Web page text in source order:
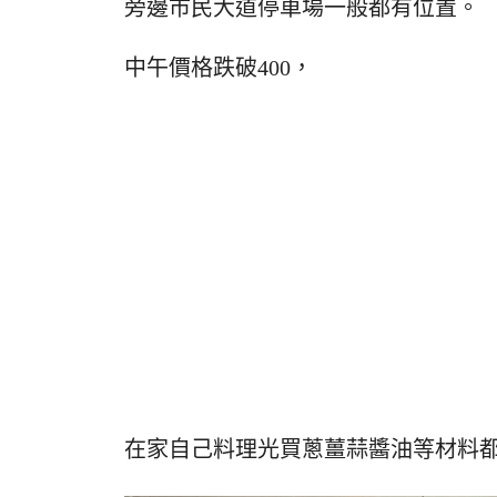
旁邊市民大道停車場一般都有位置。
中午價格跌破400，
在家自己料理光買蔥薑蒜醬油等材料